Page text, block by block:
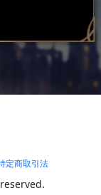
定商取引法